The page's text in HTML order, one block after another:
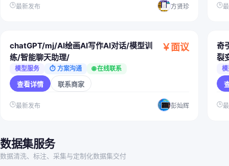
🕒最新发布 方贤珍 🕒
chatGPT/mj/AI绘画AI写作AI对话/模型训
练/智能聊天助理/
￥面议
模型服务 ⏱ 方案沟通 🌐 在线联系
查看详情 联系商家
🕒最新发布 彭灿辉
奇
裂
剪
🕒
数据集服务
数据清洗、标注、采集与定制化数据集交付